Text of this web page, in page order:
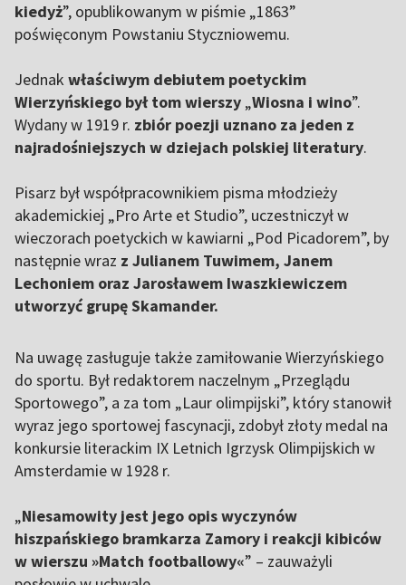
kiedyż”, opublikowanym w piśmie „1863”
poświęconym Powstaniu Styczniowemu.
Jednak właściwym debiutem poetyckim
Wierzyńskiego był tom wierszy „Wiosna i wino”.
Wydany w 1919 r. zbiór poezji uznano za jeden z
najradośniejszych w dziejach polskiej literatury.
Pisarz był współpracownikiem pisma młodzieży
akademickiej „Pro Arte et Studio”, uczestniczył w
wieczorach poetyckich w kawiarni „Pod Picadorem”, by
następnie wraz z Julianem Tuwimem, Janem
Lechoniem oraz Jarosławem Iwaszkiewiczem
utworzyć grupę Skamander.
Na uwagę zasługuje także zamiłowanie Wierzyńskiego
do sportu. Był redaktorem naczelnym „Przeglądu
Sportowego”, a za tom „Laur olimpijski”, który stanowił
wyraz jego sportowej fascynacji, zdobył złoty medal na
konkursie literackim IX Letnich Igrzysk Olimpijskich w
Amsterdamie w 1928 r.
„Niesamowity jest jego opis wyczynów
hiszpańskiego bramkarza Zamory i reakcji kibiców
w wierszu »Match footballowy«” – zauważyli